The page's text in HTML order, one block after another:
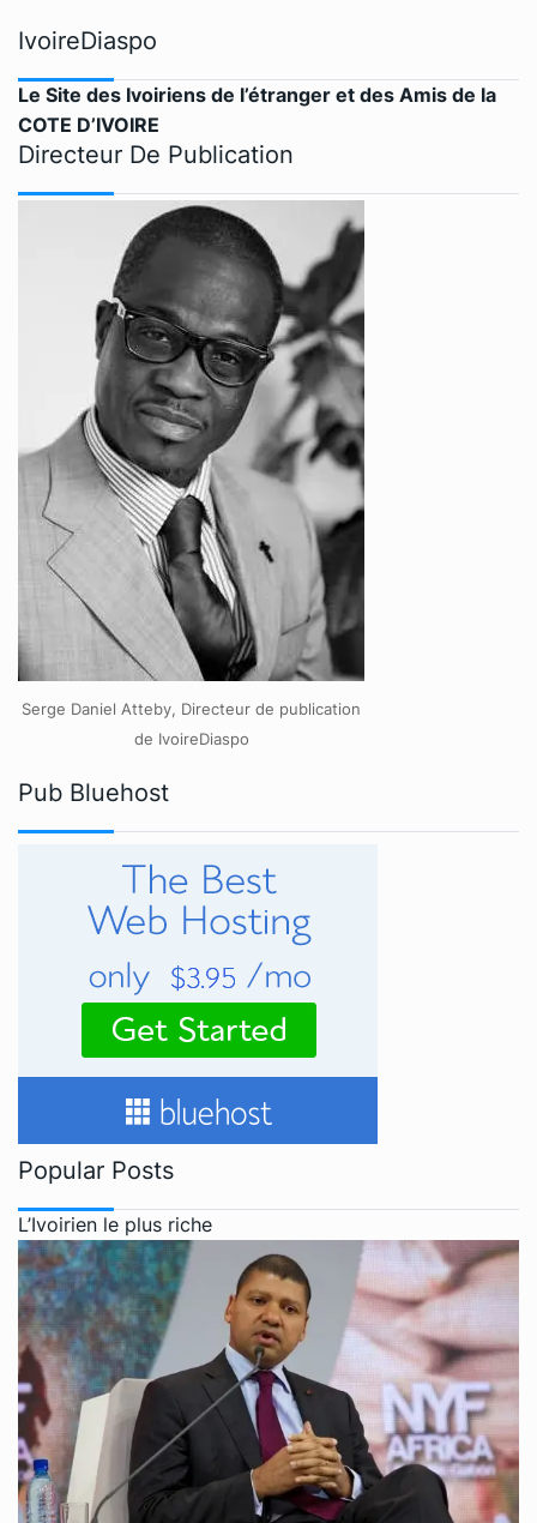
IvoireDiaspo
Le Site des Ivoiriens de l’étranger et des Amis de la
COTE D’IVOIRE
Directeur De Publication
Serge Daniel Atteby, Directeur de publication
de IvoireDiaspo
Pub Bluehost
Popular Posts
L’Ivoirien le plus riche